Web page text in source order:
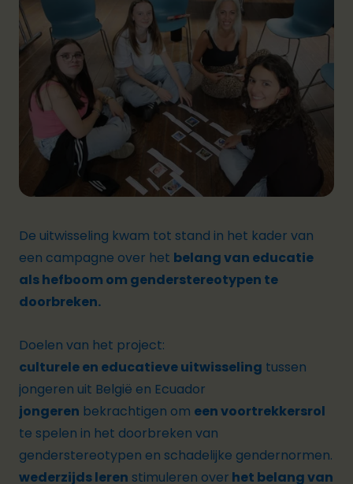
De uitwisseling kwam tot stand in het kader van
een campagne over het belang van educatie
als hefboom om genderstereotypen te
doorbreken.
Doelen van het project:
culturele en educatieve uitwisseling tussen
jongeren uit België en Ecuador
jongeren bekrachtigen om een voortrekkersrol
te spelen in het doorbreken van
genderstereotypen en schadelijke gendernormen.
wederzijds leren stimuleren over het belang van